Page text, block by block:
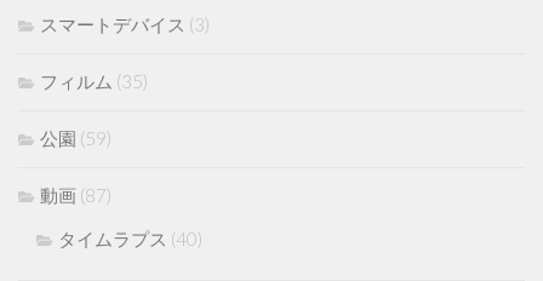
スマートデバイス (3)
フィルム (35)
公園 (59)
動画 (87)
タイムラプス (40)